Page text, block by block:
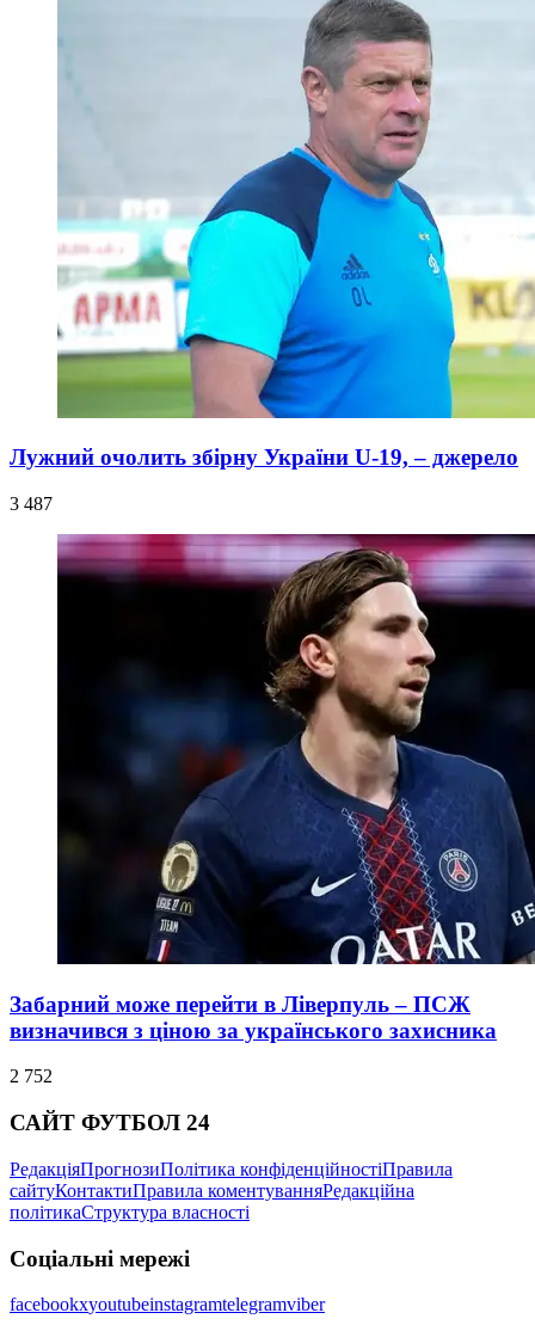
Лужний очолить збірну України U-19, – джерело
3 487
Забарний може перейти в Ліверпуль – ПСЖ
визначився з ціною за українського захисника
2 752
САЙТ ФУТБОЛ 24
РедакціяПрогнозиПолітика конфіденційностіПравила
сайтуКонтактиПравила коментуванняРедакційна
політикаСтруктура власності
Соціальні мережі
facebookxyoutubeinstagramtelegramviber